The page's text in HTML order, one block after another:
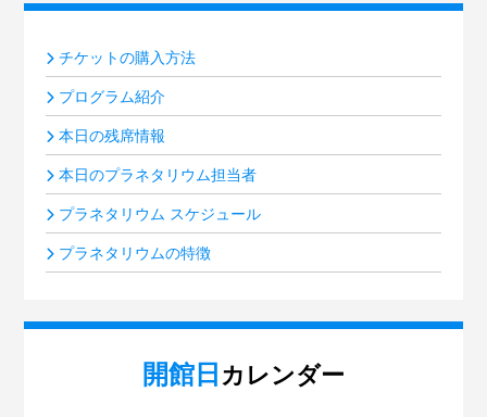
チケットの購入方法
プログラム紹介
本日の残席情報
本日のプラネタリウム担当者
プラネタリウム スケジュール
プラネタリウムの特徴
開館日 カレンダー